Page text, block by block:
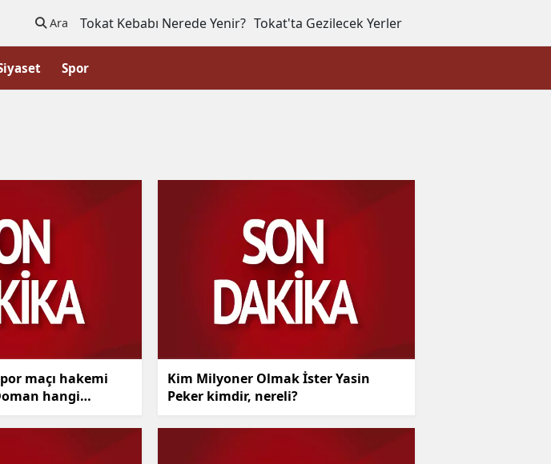
Ara Tokat Kebabı Nerede Yenir? Tokat'ta Gezilecek Yerler
Spor
maçı hakemi
hangi
Kim Milyoner Olmak İster Yasin
Peker kimdir, nereli?